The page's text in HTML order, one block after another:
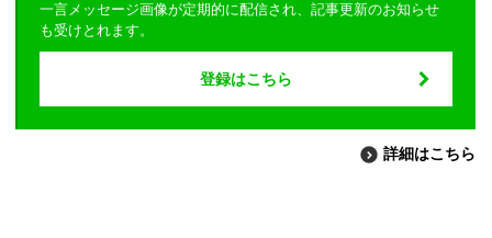
一言メッセージ画像が定期的に配信され、記事更新のお知らせ
も受けとれます。
登録はこちら
詳細はこちら